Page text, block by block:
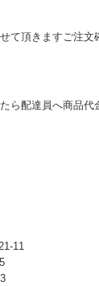
て頂きますご注
ら配達員へ商品代
11